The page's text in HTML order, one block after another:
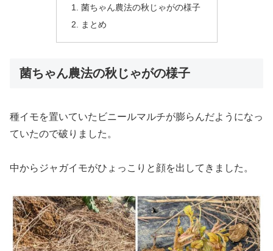
菌ちゃん農法の秋じゃがの様子
まとめ
菌ちゃん農法の秋じゃがの様子
種イモを置いていたビニールマルチが膨らんだようになっ
ていたので破りました。
中からジャガイモがひょっこりと顔を出してきました。